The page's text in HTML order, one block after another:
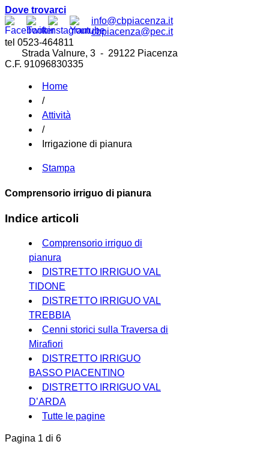
Dove trovarci
info@cbpiacenza.it
cbpiacenza@pec.it
tel 0523-464811
Strada Valnure, 3 - 29122 Piacenza
C.F. 91096830335
Home
/
Attività
/
Irrigazione di pianura
Stampa
Comprensorio irriguo di pianura
Indice articoli
Comprensorio irriguo di
pianura
DISTRETTO IRRIGUO VAL
TIDONE
DISTRETTO IRRIGUO VAL
TREBBIA
Cenni storici sulla Traversa di
Mirafiori
DISTRETTO IRRIGUO
BASSO PIACENTINO
DISTRETTO IRRIGUO VAL
D’ARDA
Tutte le pagine
Pagina 1 di 6